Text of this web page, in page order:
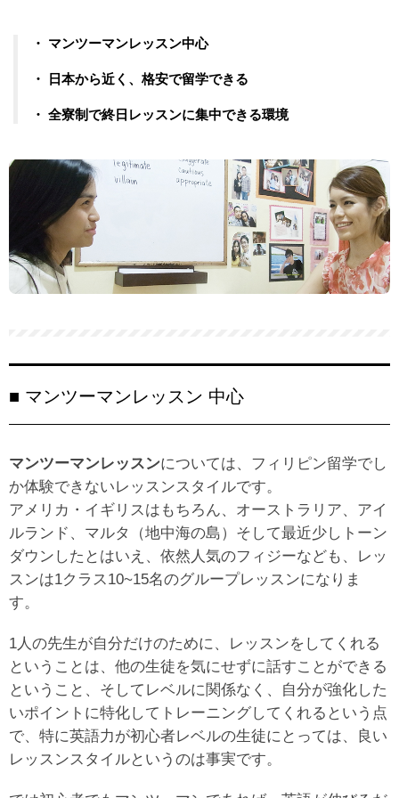
・ マンツーマンレッスン中心
・ 日本から近く、格安で留学できる
・ 全寮制で終日レッスンに集中できる環境
■ マンツーマンレッスン 中心
マンツーマンレッスンについては、フィリピン留学でし
か体験できないレッスンスタイルです。
アメリカ・イギリスはもちろん、オーストラリア、アイ
ルランド、マルタ（地中海の島）そして最近少しトーン
ダウンしたとはいえ、依然人気のフィジーなども、レッ
スンは1クラス10~15名のグループレッスンになりま
す。
1人の先生が自分だけのために、レッスンをしてくれる
ということは、他の生徒を気にせずに話すことができる
ということ、そしてレベルに関係なく、自分が強化した
いポイントに特化してトレーニングしてくれるという点
で、特に英語力が初心者レベルの生徒にとっては、良い
レッスンスタイルというのは事実です。